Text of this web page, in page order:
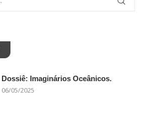
Dossiê: Imaginários Oceânicos.
06/05/2025